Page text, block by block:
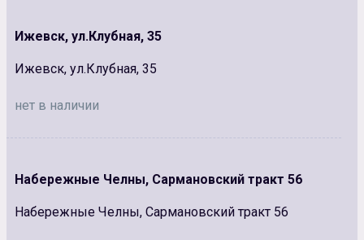
Ижевск, ул.Клубная, 35
Ижевск, ул.Клубная, 35
нет в наличии
Набережные Челны, Сармановский тракт 56
Набережные Челны, Сармановский тракт 56